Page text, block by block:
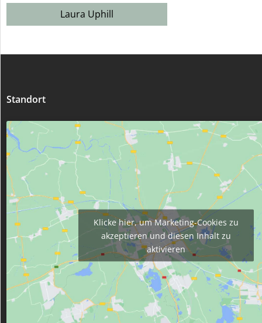
Laura Uphill
Standort
Klicke hier, um Marketing-Cookies zu
akzeptieren und diesen Inhalt zu
aktivieren